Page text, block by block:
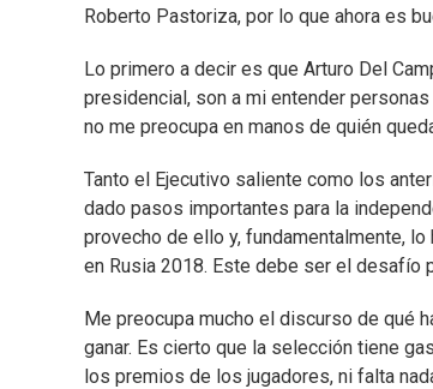
Roberto Pastoriza, por lo que ahora es
Lo primero a decir es que Arturo Del
presidencial, son a mi entender
no me preocupa en manos de quién
Tanto el Ejecutivo saliente como los
dado pasos importantes para la
provecho de ello y, fundamentalmente,
en Rusia 2018. Este debe ser el desafío
Me preocupa mucho el discurso de qué
ganar. Es cierto que la selección tiene
los premios de los jugadores, ni falta